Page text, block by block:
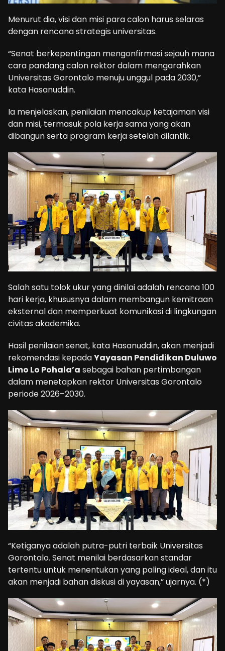
Menurut dia, visi dan misi para calon harus selaras
dengan rencana strategis universitas.
“Senat berkepentingan mengonfirmasi sejauh mana
cara pandang calon rektor dalam mengarahkan
Universitas Gorontalo menuju unggul pada 2030,”
kata Hasanuddin.
Ia menjelaskan, penilaian mencakup ketajaman visi
dan misi, termasuk pola kerja sama yang akan
dibangun serta program kerja setelah dilantik.
Salah satu tolok ukur yang dinilai adalah rencana 100
hari kerja, khususnya dalam membangun kemitraan
eksternal dan memperkuat komunikasi di lingkungan
civitas akademika.
Hasil penilaian senat, kata Hasanuddin, akan menjadi
rekomendasi kepadaYayasan Pendidikan Duluwo
Limo Lo Pohala’a sebagai bahan pertimbangan
dalam menetapkan rektor Universitas Gorontalo
periode 2026–2030.
“Ketiganya adalah putra-putri terbaik Universitas
Gorontalo. Senat menilai berdasarkan standar
tertentu untuk menentukan yang paling ideal, dan itu
akan menjadi bahan diskusi di yayasan,” ujarnya. (*)